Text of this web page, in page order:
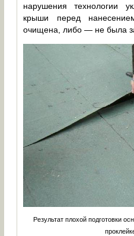
нарушения технологии
крыши перед
очищена, либо — не была
Результат плохой подготовки